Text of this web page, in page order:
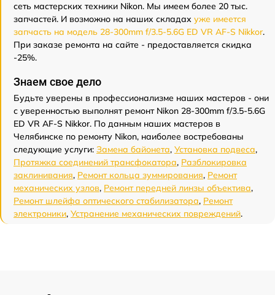
сеть мастерских техники Nikon. Мы имеем более 20 тыс.
запчастей. И возможно на наших складах уже имеется
запчасть на модель 28-300mm f/3.5-5.6G ED VR AF-S Nikkor.
При заказе ремонта на сайте - предоставляется скидка
-25%.
Знаем свое дело
Будьте уверены в профессионализме наших мастеров - они
с уверенностью выполнят ремонт Nikon 28-300mm f/3.5-5.6G
ED VR AF-S Nikkor. По данным наших мастеров в
Челябинске по ремонту Nikon, наиболее востребованы
следующие услуги: Замена байонета, Установка подвеса,
Протяжка соединений трансфокатора, Разблокировка
заклинивания, Ремонт кольца зуммирования, Ремонт
механических узлов, Ремонт передней линзы объектива,
Ремонт шлейфа оптического стабилизатора, Ремонт
электроники, Устранение механических повреждений.